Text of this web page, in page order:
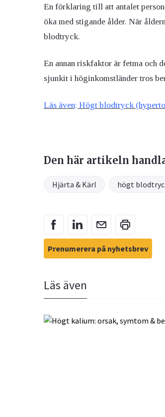
En förklaring till att antalet
öka med stigande ålder. När
blodtryck.
En annan riskfaktor är fetma och
sjunkit i höginkomstländer tros
Läs även; Högt blodtryck
Den här artikeln
Hjärta & Kärl högt
Prenumerera på nyhetsbrev
Läs även